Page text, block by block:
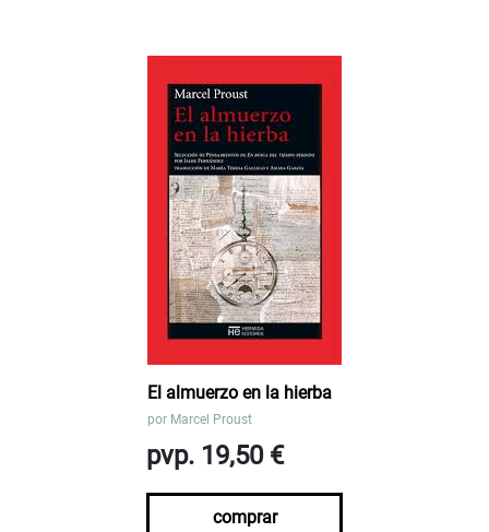
El almuerzo en la hierba
por Marcel Proust
pvp. 19,50 €
comprar